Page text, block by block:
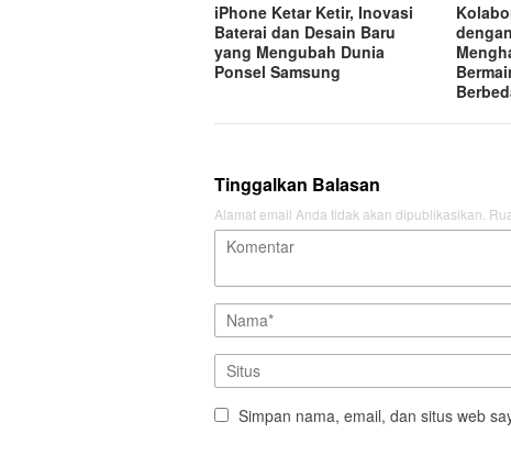
iPhone Ketar Ketir, Inovasi
Baterai dan Desain Baru
yang Mengubah Dunia
Ponsel Samsung
Tinggalkan Balasan
Alamat email Anda tidak akan dipublikasikan.
Simpan nama, email, dan situs web